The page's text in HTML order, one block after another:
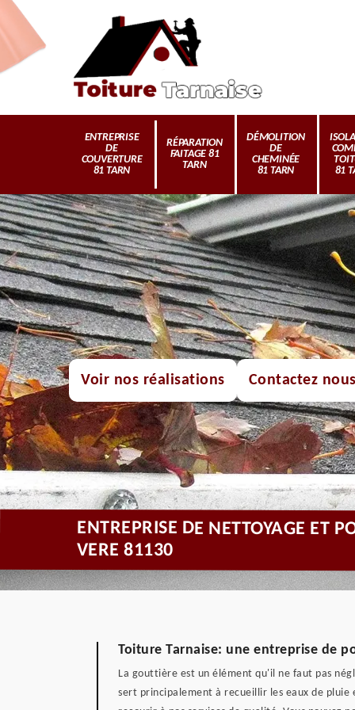
ENTREPRISE
DE
COUVERTURE
81 TARN
RÉPARATION
FAITAGE 81
TARN
DÉMOLITION
DE
CHEMINÉE
81 TARN
81
Voir nos réalisations Contactez nous
ENTREPRISE DE NETTOYAGE ET
VERE 81130
Toiture Tarnaise: une entreprise de
La gouttière est un élément qu'il ne faut pas
sert principalement à recueillir les eaux de pluie